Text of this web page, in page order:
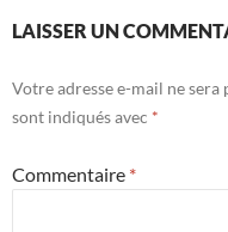
LAISSER UN
Votre adresse e-mail ne sera
sont indiqués avec *
Commentaire *